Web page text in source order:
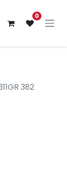
0
382